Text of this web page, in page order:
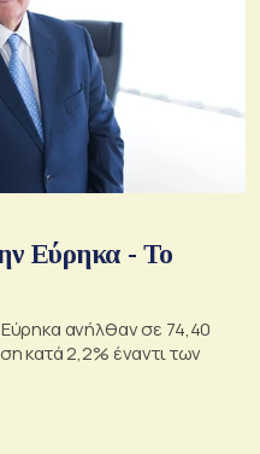
Εύρηκα - Το
ανήλθαν σε 74,40
κατά 2,2% έναντι των